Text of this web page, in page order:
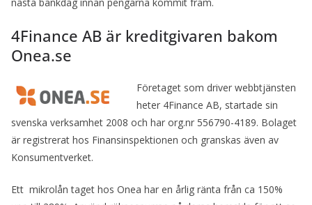
4Finance AB är kreditgivaren bakom
Onea.se
Företaget som driver webbtjänsten
heter 4Finance AB, startade sin
svenska verksamhet 2008 och har org.nr 556790-4189. Bolaget
är registrerat hos Finansinspektionen och granskas även av
Konsumentverket.
Ett mikrolån taget hos Onea har en årlig ränta från ca 150%